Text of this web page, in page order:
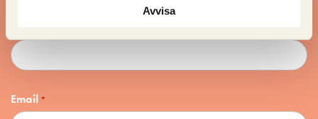
Avvisa
Telefon
Email *